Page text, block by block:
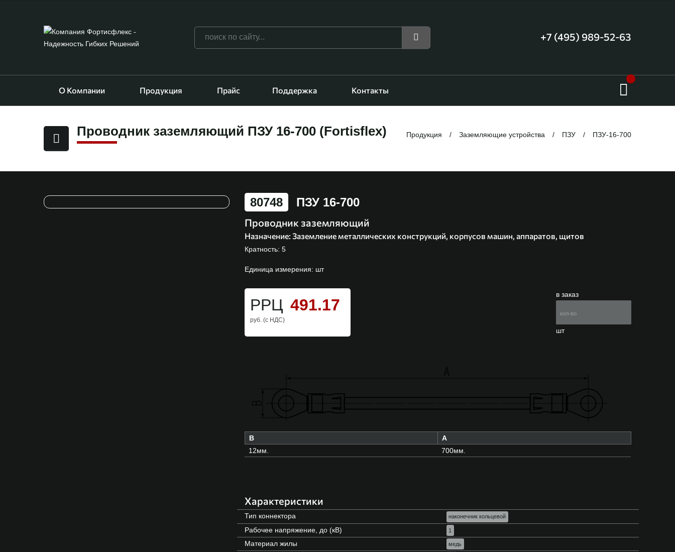
+7 (495) 989-52-63
О Компании Продукция Прайс Поддержка Контакты
Проводник заземляющий ПЗУ 16-700 (Fortisflex) Продукция Заземляющие устройства ПЗУ ПЗУ-16-700
80748 ПЗУ 16-700
Проводник заземляющий
Назначение: Заземление металлических конструкций, корпусов машин, аппаратов, щитов
Кратность: 5
Единица измерения: шт
РРЦ
руб. (с НДС)
491.17
в заказ
шт
B
A
12мм.
700мм.
Характеристики
Тип коннектора наконечник кольцевой
Рабочее напряжение, до (кВ) 1
Материал жилы медь